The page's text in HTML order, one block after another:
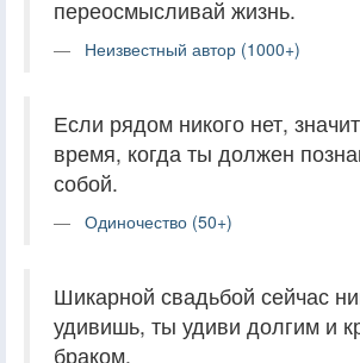
переосмысливай жизнь.
Неизвестный автор (1000+)
Если рядом никого нет,
время, когда ты должен
собой.
Одиночество (50+)
Шикарной свадьбой сейчас
удивишь, ты удиви долгим и
браком.